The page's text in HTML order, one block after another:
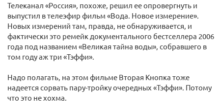
Телеканал «Россия», похоже, решил ее опровергнуть и
выпустил в телеэфир фильм «Вода. Новое измерение».
Новых измерений там, правда, не обнаруживается, и
фактически это ремейк документального бестселлера 2006
года под названием «Великая тайна воды», собравшего в
том году аж три «Тэффи».
Надо полагать, на этом фильме Вторая Кнопка тоже
надеется сорвать пару-тройку очередных «Тэффи». Потому
что это не хохма.